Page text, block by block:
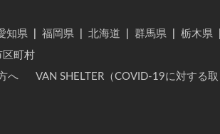
知県 福岡県 北海道 群馬県 栃木県
区町村
へ VAN SHELTER（COVID-19に対する取